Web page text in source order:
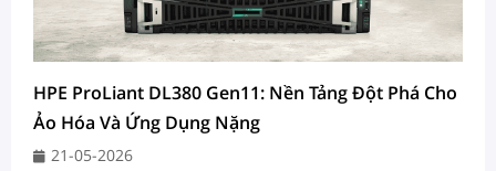
HPE ProLiant DL380 Gen11: Nền Tảng Đột Phá Cho
Ảo Hóa Và Ứng Dụng Nặng
21-05-2026